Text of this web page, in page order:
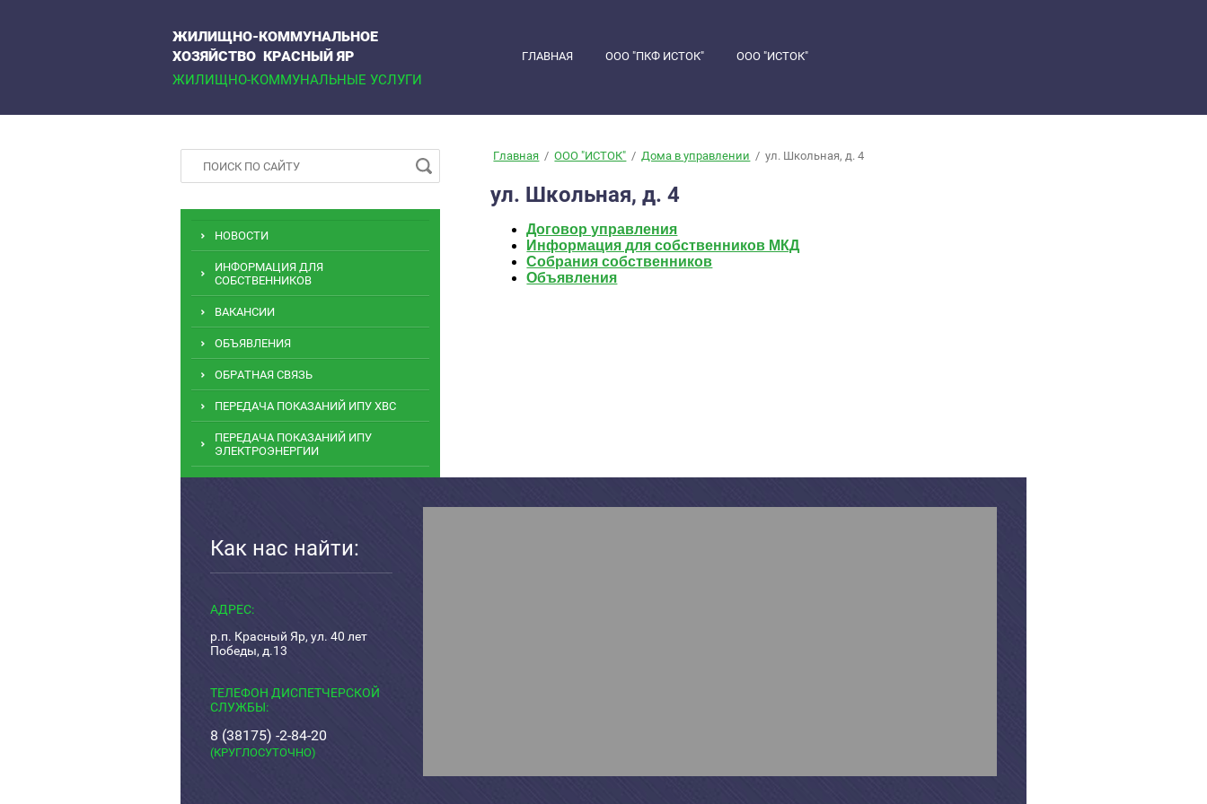
ЖИЛИЩНО-КОММУНАЛЬНОЕ
ХОЗЯЙСТВО КРАСНЫЙ ЯР
ЖИЛИЩНО-КОММУНАЛЬНЫЕ УСЛУГИ
ГЛАВНАЯ ООО "ПКФ ИСТОК" ООО "ИСТОК"
НОВОСТИ
ИНФОРМАЦИЯ ДЛЯ
СОБСТВЕННИКОВ
ВАКАНСИИ
ОБЪЯВЛЕНИЯ
ОБРАТНАЯ СВЯЗЬ
ПЕРЕДАЧА ПОКАЗАНИЙ ИПУ ХВС
ПЕРЕДАЧА ПОКАЗАНИЙ ИПУ
ЭЛЕКТРОЭНЕРГИИ
Главная / ООО "ИСТОК" / Дома в управлении / ул. Школьная, д. 4
ул. Школьная, д. 4
Договор управления
Информация для собственников МКД
Собрания собственников
Объявления
Как нас найти:
АДРЕС:
р.п. Красный Яр, ул. 40 лет
Победы, д.13
ТЕЛЕФОН ДИСПЕТЧЕРСКОЙ
СЛУЖБЫ:
8 (38175) -2-84-20
(КРУГЛОСУТОЧНО)